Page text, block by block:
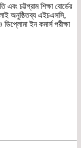
এবং চট্টগ্রাম শিক্ষা বোর্ডের
অনুষ্ঠিতব্য এইচএসসি,
ইন কমার্স পরীক্ষা